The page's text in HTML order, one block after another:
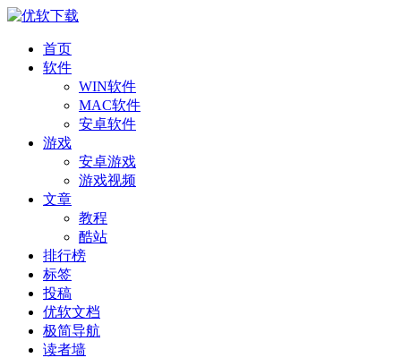
首页
软件
WIN软件
MAC软件
安卓软件
游戏
安卓游戏
游戏视频
文章
教程
酷站
排行榜
标签
投稿
优软文档
极简导航
读者墙